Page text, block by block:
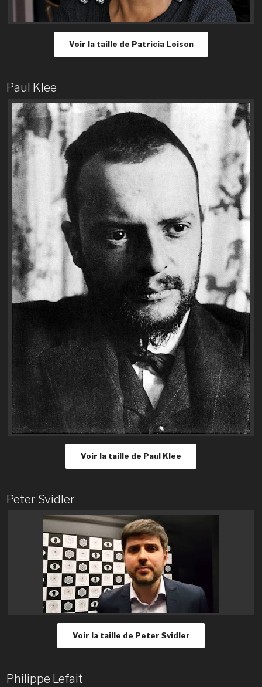
Voir la taille de Patricia Loison
Paul Klee
Voir la taille de Paul Klee
Peter Svidler
Voir la taille de Peter Svidler
Philippe Lefait